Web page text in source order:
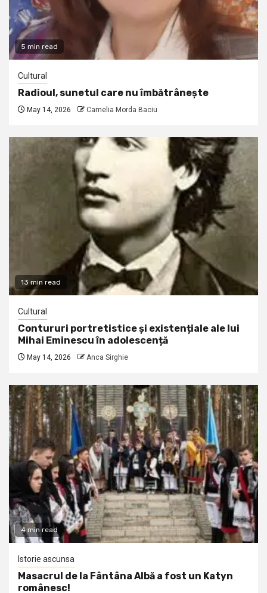
5 min read
Cultural
Radioul, sunetul care nu îmbătrânește
May 14, 2026 Camelia Morda Baciu
13 min read
Cultural
Contururi portretistice și existențiale ale lui
Mihai Eminescu în adolescență
May 14, 2026 Anca Sirghie
4 min read
Istorie ascunsa
Masacrul de la Fântâna Albă a fost un Katyn
românesc!